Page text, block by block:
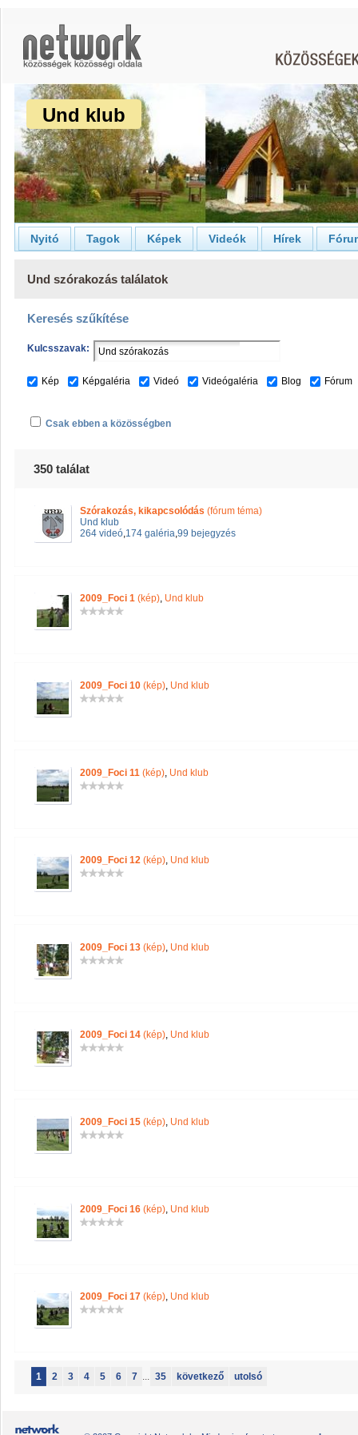
Und klub
Nyitó Tagok Képek Videók Hírek
Und szórakozás találatok
Keresés szűkítése
Kulcsszavak:
Kép Képgaléria Videó Videógaléria Blog Fórum
Csak ebben a közösségben
350 találat
Szórakozás, kikapcsolódás (fórum téma)
Und klub
264 videó,174 galéria,99 bejegyzés
2009_Foci 1 (kép), Und klub
2009_Foci 10 (kép), Und klub
2009_Foci 11 (kép), Und klub
2009_Foci 12 (kép), Und klub
2009_Foci 13 (kép), Und klub
2009_Foci 14 (kép), Und klub
2009_Foci 15 (kép), Und klub
2009_Foci 16 (kép), Und klub
2009_Foci 17 (kép), Und klub
1 2 3 4 5 6 7 ... 35 következő utolsó